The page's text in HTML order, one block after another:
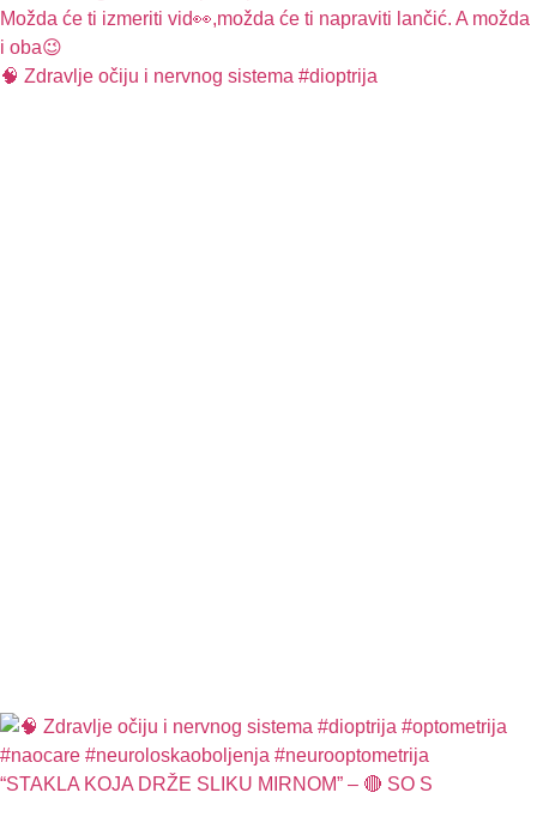
🧠 Zdravlje očiju i nervnog sistema #dioptrija
“STAKLA KOJA DRŽE SLIKU MIRNOM” – 🔴 SO S